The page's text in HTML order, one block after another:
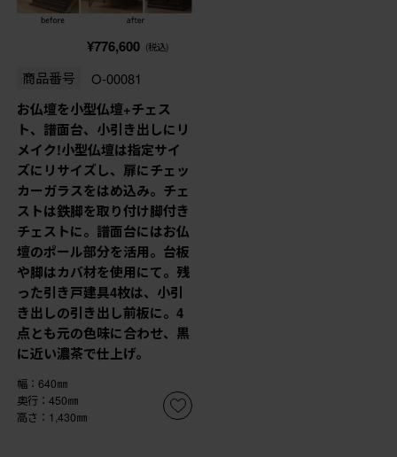
¥776,600 (税込)
商品番号 O-00081
お仏壇を小型仏壇+チェス
ト、譜面台、小引き出しにリ
メイク!小型仏壇は指定サイ
ズにリサイズし、扉にチェッ
カーガラスをはめ込み。チェ
ストは鉄脚を取り付け脚付き
チェストに。譜面台にはお仏
壇のポール部分を活用。台板
や脚はカバ材を使用にて。残
った引き戸建具4枚は、小引
き出しの引き出し前板に。4
点とも元の色味に合わせ、黒
に近い濃茶で仕上げ。
幅：640㎜
奥行：450㎜
高さ：1,430㎜